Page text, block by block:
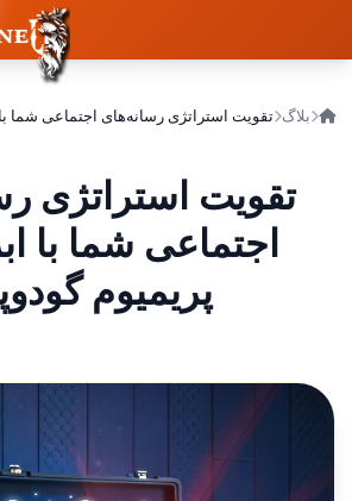
بلاگ
تقویت استراتژی
اجتماعی شما با
پریمیوم